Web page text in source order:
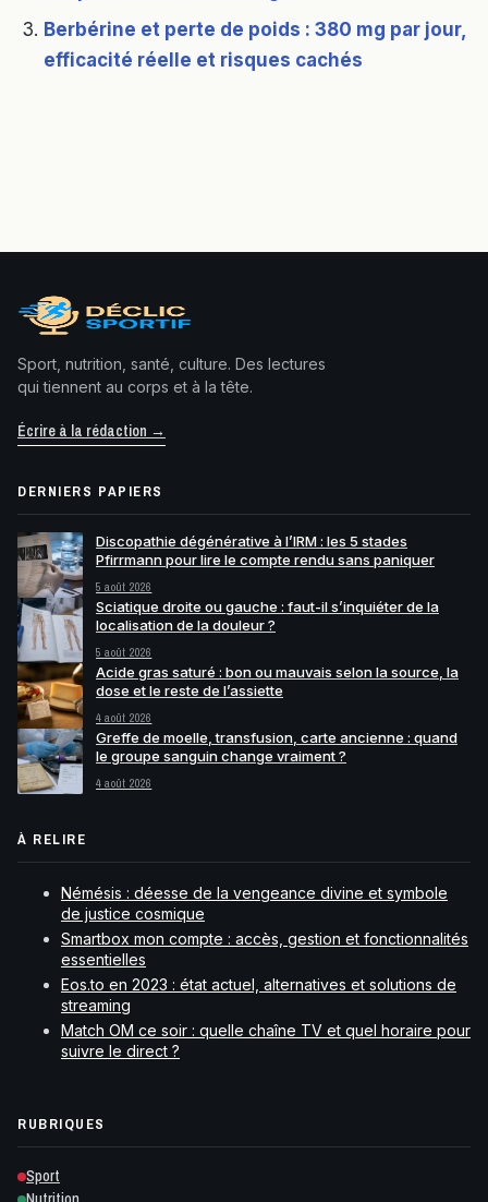
Berbérine et perte de poids : 380 mg par jour,
efficacité réelle et risques cachés
Sport, nutrition, santé, culture. Des lectures
qui tiennent au corps et à la tête.
Écrire à la rédaction →
DERNIERS PAPIERS
Discopathie dégénérative à l’IRM : les 5 stades
Pfirrmann pour lire le compte rendu sans paniquer
5 août 2026
Sciatique droite ou gauche : faut-il s’inquiéter de la
localisation de la douleur ?
5 août 2026
Acide gras saturé : bon ou mauvais selon la source, la
dose et le reste de l’assiette
4 août 2026
Greffe de moelle, transfusion, carte ancienne : quand
le groupe sanguin change vraiment ?
4 août 2026
À RELIRE
Némésis : déesse de la vengeance divine et symbole
de justice cosmique
Smartbox mon compte : accès, gestion et fonctionnalités
essentielles
Eos.to en 2023 : état actuel, alternatives et solutions de
streaming
Match OM ce soir : quelle chaîne TV et quel horaire pour
suivre le direct ?
RUBRIQUES
Sport